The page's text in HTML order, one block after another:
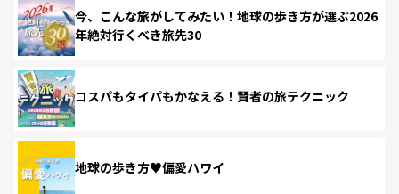
今、こんな旅がしてみたい！地球の歩き方が選ぶ2026
年絶対行くべき旅先30
コスパもタイパもかなえる！賢者の旅テクニック
地球の歩き方♥偏愛ハワイ